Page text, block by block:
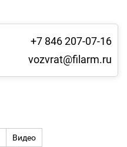
+7 846 207-07-16
vozvrat@filarm.ru
Видео